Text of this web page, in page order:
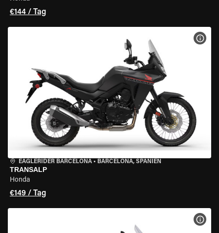
€144 / Tag
EAGLERIDER BARCELONA • BARCELONA, SPANIEN
TRANSALP
Honda
€149 / Tag